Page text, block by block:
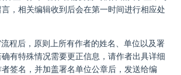
，相关编辑收到后会在第一时间进行相应处
程后，原则上所有作者的姓名、单位以及署
有特殊情况需要更正信息，请作者出具详细
签名，并加盖署名单位公章后，发送给编